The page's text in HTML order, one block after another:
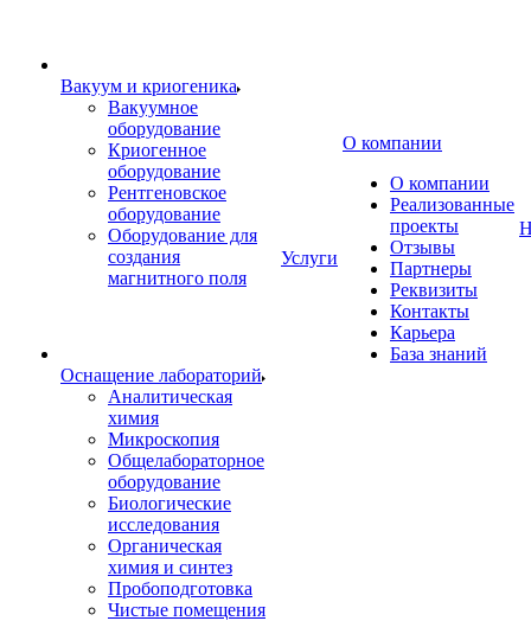
Вакуум и криогеника
Вакуумное
оборудование
Криогенное
оборудование
Рентгеновское
оборудование
Оборудование для
создания
магнитного поля
Оснащение лабораторий
Аналитическая
химия
Микроскопия
Общелабораторное
оборудование
Биологические
исследования
Органическая
химия и синтез
Пробоподготовка
Чистые помещения
Услуги
О компании
О компании
Реализованные
проекты
Отзывы
Партнеры
Реквизиты
Контакты
Карьера
База знаний